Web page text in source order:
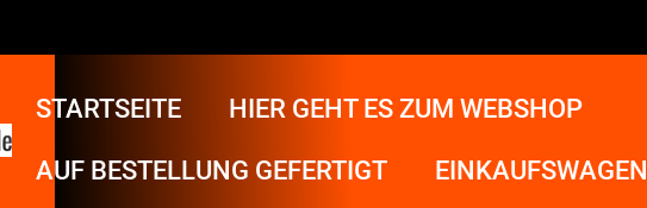
STARTSEITE HIER GEHT ES ZUM WEBSHOP
AUF BESTELLUNG GEFERTIGT EINKAUFSWAGEN